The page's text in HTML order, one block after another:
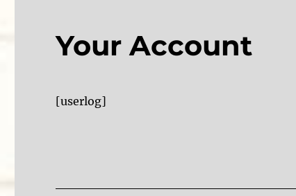
Your Account
[userlog]